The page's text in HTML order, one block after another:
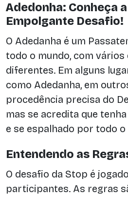
Adedonha: Conheça
Empolgante Desafio!
O Adedanha é um
todo o mundo, com vários
diferentes. Em alguns
como Adedanha, em
procedência precisa do
mas se acredita que
e se espalhado por todo o
Entendendo as
O desafio da Stop é
participantes. As regras